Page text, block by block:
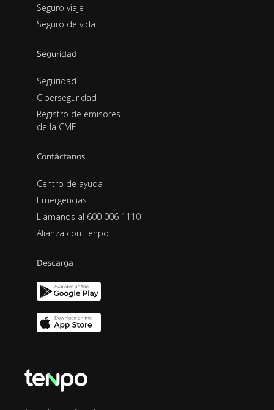
Seguro viaje
Seguro de vida
Seguridad
Seguridad
Ciberseguridad
Registro de emisores
de la CMF
Contáctanos
Centro de ayuda
Emergencias
Llámanos al 600 006 1110
Alianza con Tenpo
Descarga